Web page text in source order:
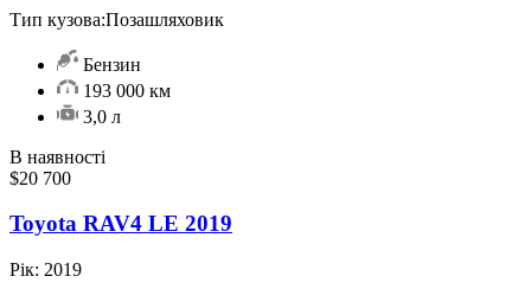
Тип кузова:Позашляховик
Бензин
193 000 км
3,0 л
В наявності
$20 700
Toyota RAV4 LE 2019
Рік: 2019